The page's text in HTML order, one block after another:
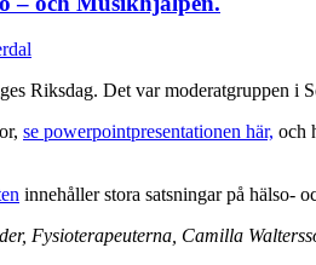
Riksdag. Det var moderatgruppen i
se powerpointpresentationen här, och
innehåller stora satsningar på hälso-
Fysioterapeuterna, Camilla